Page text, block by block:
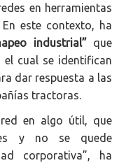
en herramientas
este contexto, ha
industrial”que
el cual se identifican
dar respuesta a las
tractoras.
en algo útil, que
y no se quede
corporativa”, ha